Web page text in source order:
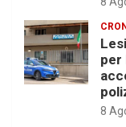
per
8